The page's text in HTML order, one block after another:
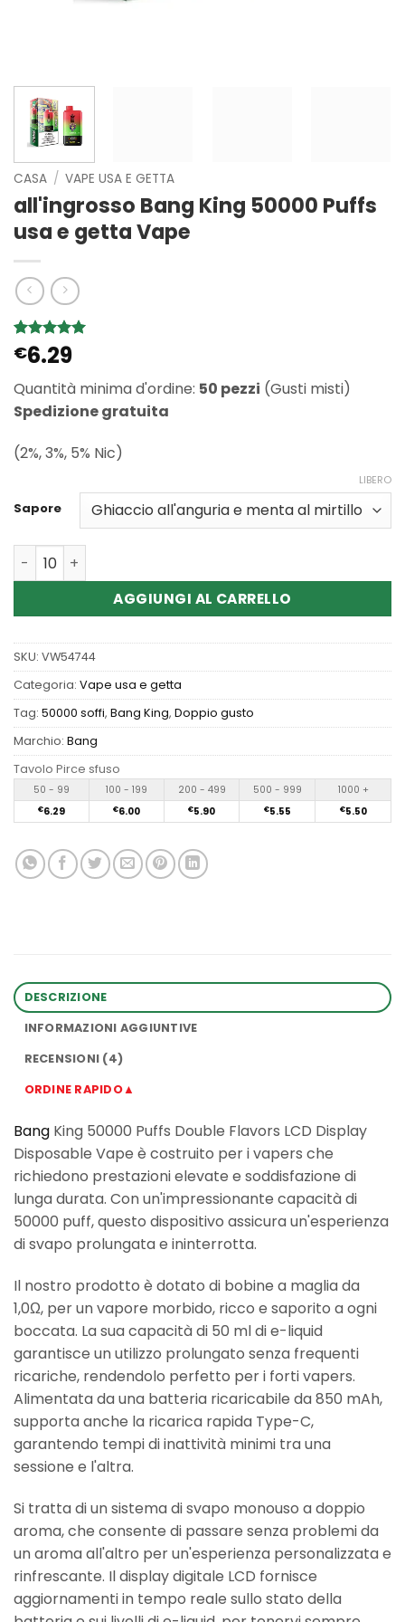
CASA / VAPE USA E GETTA
all'ingrosso Bang King 50000 Puffs
usa e getta Vape
Valutato5
su 5 su
4
recensioni
€6.29
Quantità minima d'ordine: 50 pezzi (Gusti misti)
Spedizione gratuita
(2%, 3%, 5% Nic)
Sapore
LIBERO
Quantità Wholesale Bang King 50000 Puffs Disposable
AGGIUNGI AL CARRELLO
SKU: VW54744
Categoria: Vape usa e getta
Tag: 50000 soffi, Bang King, Doppio gusto
Marchio: Bang
Tavolo Pirce sfuso
50 - 99 100 - 199 200 - 499 500 - 999 1000 +
€6.29 €6.00 €5.90 €5.55 €5.50
DESCRIZIONE
INFORMAZIONI AGGIUNTIVE
RECENSIONI (4)
ORDINE RAPIDO▲
Bang King 50000 Puffs Double Flavors LCD Display
Disposable Vape è costruito per i vapers che
richiedono prestazioni elevate e soddisfazione di
lunga durata. Con un'impressionante capacità di
50000 puff, questo dispositivo assicura un'esperienza
di svapo prolungata e ininterrotta.
Il nostro prodotto è dotato di bobine a maglia da
1,0Ω, per un vapore morbido, ricco e saporito a ogni
boccata. La sua capacità di 50 ml di e-liquid
garantisce un utilizzo prolungato senza frequenti
ricariche, rendendolo perfetto per i forti vapers.
Alimentata da una batteria ricaricabile da 850 mAh,
supporta anche la ricarica rapida Type-C,
garantendo tempi di inattività minimi tra una
sessione e l'altra.
Si tratta di un sistema di svapo monouso a doppio
aroma, che consente di passare senza problemi da
un aroma all'altro per un'esperienza personalizzata e
rinfrescante. Il display digitale LCD fornisce
aggiornamenti in tempo reale sullo stato della